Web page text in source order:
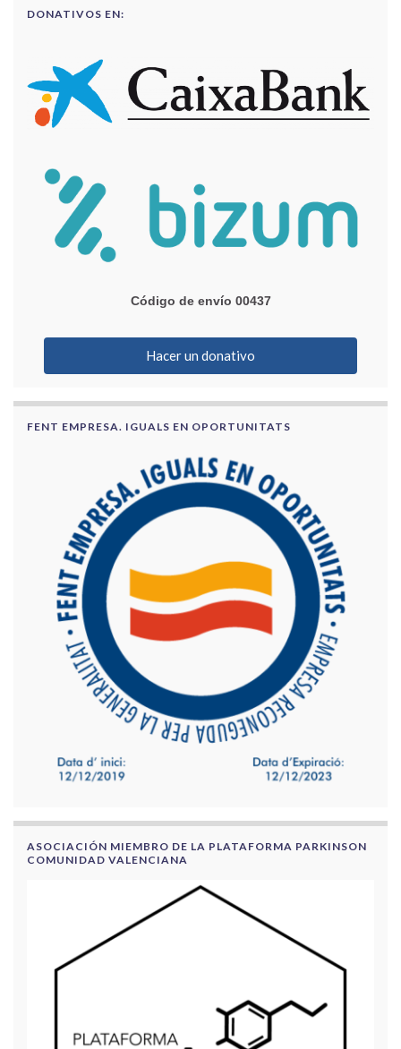
DONATIVOS EN:
Código de envío 00437
Hacer un donativo
FENT EMPRESA. IGUALS EN OPORTUNITATS
ASOCIACIÓN MIEMBRO DE LA PLATAFORMA PARKINSON
COMUNIDAD VALENCIANA